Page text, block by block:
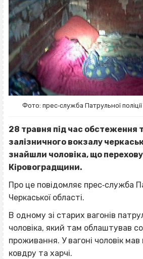
Фото: прес‐служба Патрульної
28 травня під час обстеження
залізничного вокзалу
знайшли чоловіка, що
Кіровоградщини.
Про це повідомляє прес‐служба
Черкаської області.
В одному зі старих вагонів
чоловіка, який там облаштував
проживання. У вагоні чоловік
ковдру та харчі.